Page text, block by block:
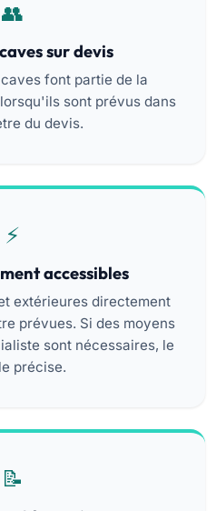
sur devis
font partie de la
sont prévus dans
du devis.
accessibles
extérieures directement
prévues. Si des moyens
sont nécessaires, le
précise.